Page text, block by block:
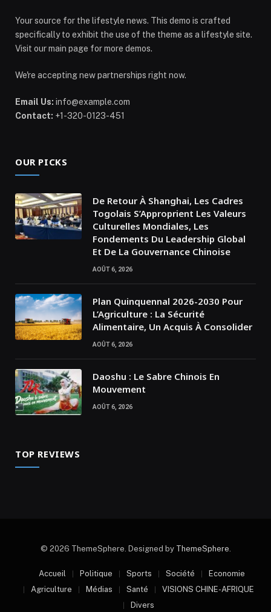
Your source for the lifestyle news. This demo is crafted
specifically to exhibit the use of the theme as a lifestyle site.
Visit our main page for more demos.
We're accepting new partnerships right now.
Email Us: info@example.com
Contact: +1-320-0123-451
OUR PICKS
De Retour À Shanghai, Les Cadres
Togolais S’Approprient Les Valeurs
Culturelles Mondiales, Les
Fondements Du Leadership Global
Et De La Gouvernance Chinoise
AOÛT 6, 2026
Plan Quinquennal 2026-2030 Pour
L’Agriculture : La Sécurité
Alimentaire, Un Acquis À Consolider
AOÛT 6, 2026
Daoshu : Le Sabre Chinois En
Mouvement
AOÛT 6, 2026
TOP REVIEWS
© 2026 ThemeSphere. Designed by ThemeSphere.
Accueil Politique Sports Société
Economie
Agriculture
Médias Santé
VISIONS CHINE-AFRIQUE
Divers